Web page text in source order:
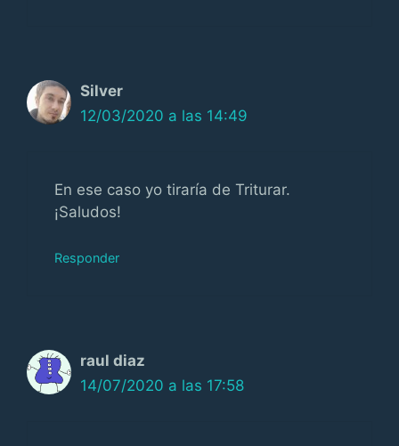
Silver
12/03/2020 a las 14:49
En ese caso yo tiraría de Triturar.
¡Saludos!
Responder
raul diaz
14/07/2020 a las 17:58